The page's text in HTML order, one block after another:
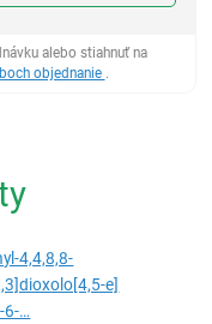
alebo stiahnuť na
objednanie .
4,4,8,8-
e]
6-…